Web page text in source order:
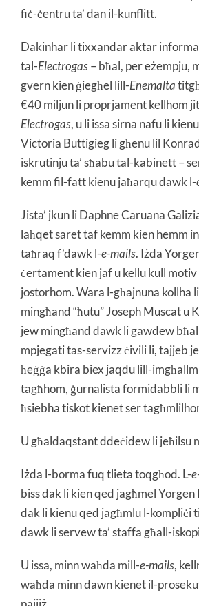
fiċ-ċentru ta’ dan il-kunflitt.
Dakinhar li tixxandar aktar
tal-Electrogas– bħal, per eżempju,
gvern kien ġiegħel lill-Enemalta
€40 miljun li proprjament kellhom
Electrogas, u li issa sirna nafu li
Victoria Buttigieg li għenu lil
iskrutinju ta’ sħabu tal-kabinett –
kemm fil-fatt kienu jaħarqu dawk l-
Jista’ jkun li Daphne Caruana
laħqet saret taf kemm kien hemm
taħraq f’dawk l-e-mails. Iżda
ċertament kien jaf u kellu kull
jostorhom. Wara l-għajnuna kollha
mingħand “ħutu” Joseph Muscat u
jew mingħand dawk li gawdew
mpjegati tas-servizz ċivili li, tajjeb
ħeġġa kbira biex jaqdu lill-
tagħhom, ġurnalista formidabbli li
ħsiebha tiskot kienet ser
U għaldaqstant ddeċidew li jeħilsu
Iżda l-borma fuq tlieta toqgħod. L-
biss dak li kien qed jagħmel Yorgen
dak li kienu qed jagħmlu l-kompliċi
dawk li servew ta’ staffa għall-
U issa, minn waħda mill-e-mails,
waħda minn dawn kienet il-